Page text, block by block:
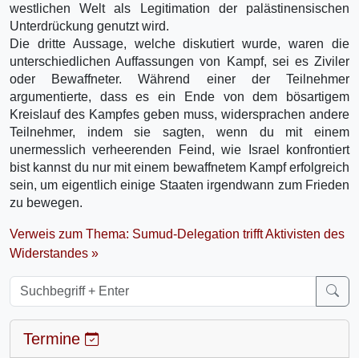
westlichen Welt als Legitimation der palästinensischen
Unterdrückung genutzt wird.
Die dritte Aussage, welche diskutiert wurde, waren die
unterschiedlichen Auffassungen von Kampf, sei es Ziviler
oder Bewaffneter. Während einer der Teilnehmer
argumentierte, dass es ein Ende von dem bösartigem
Kreislauf des Kampfes geben muss, widersprachen andere
Teilnehmer, indem sie sagten, wenn du mit einem
unermesslich verheerenden Feind, wie Israel konfrontiert
bist kannst du nur mit einem bewaffnetem Kampf erfolgreich
sein, um eigentlich einige Staaten irgendwann zum Frieden
zu bewegen.
Verweis zum Thema: Sumud-Delegation trifft Aktivisten des
Widerstandes »
Termine